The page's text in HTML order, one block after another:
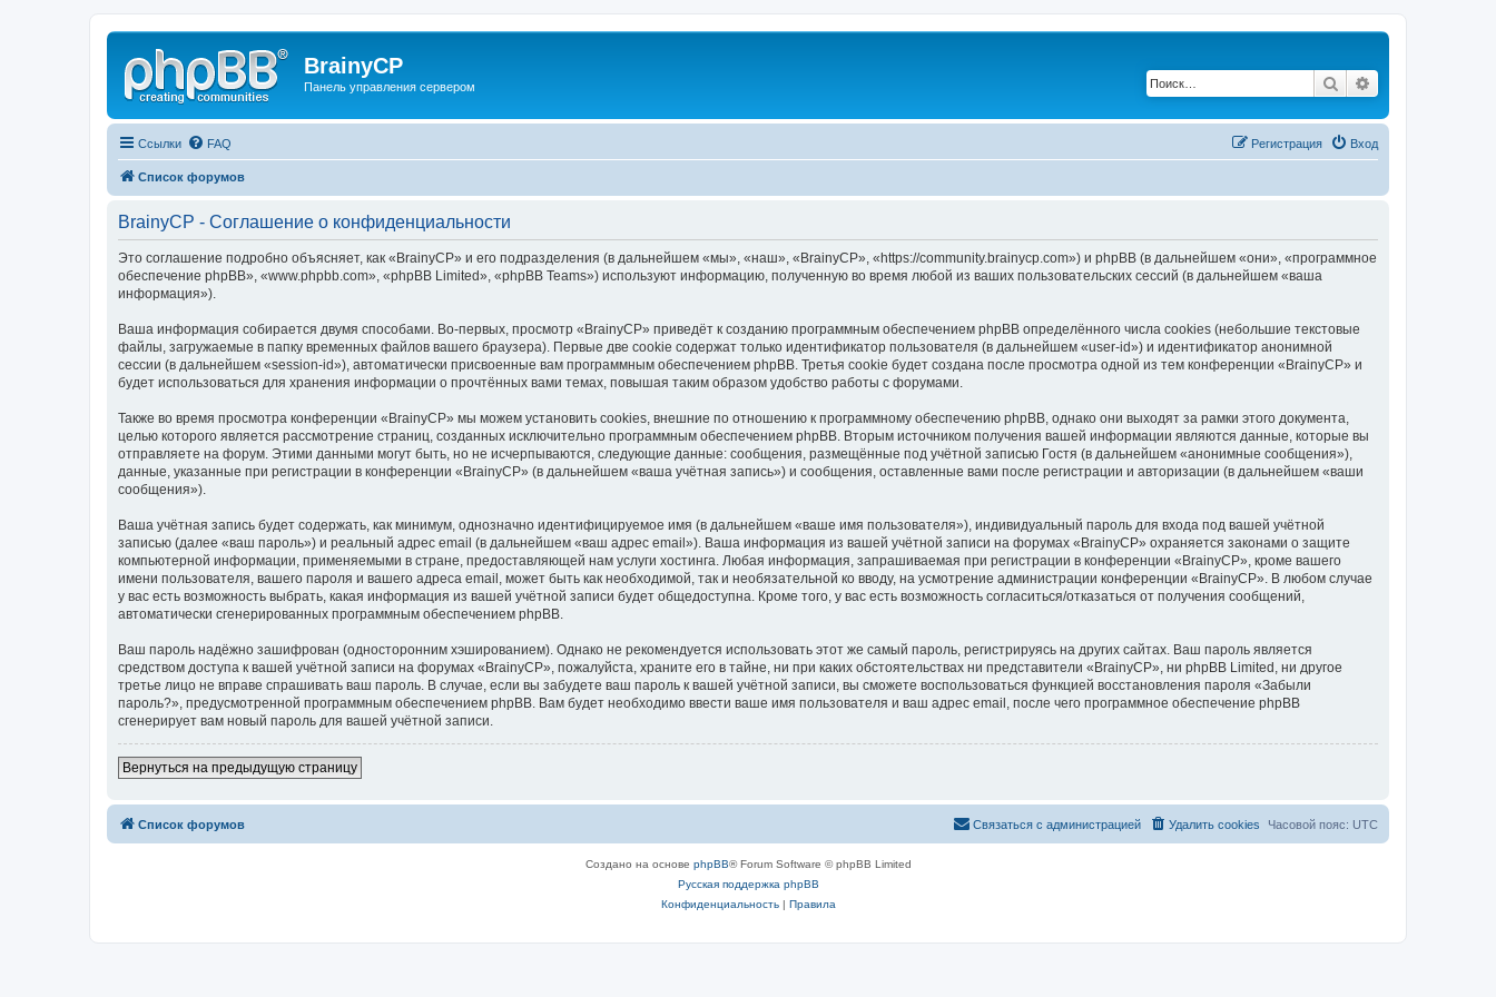
BrainyCP
Панель управления сервером Поиск
Ссылки FAQ Вход
Регистрация
Список форумов
BrainyCP - Соглашение о конфиденциальности
Это соглашение подробно объясняет, как «BrainyCP» и его подразделения (в дальнейшем «мы», «наш», «BrainyCP», «https://community.brainycp.com») и phpBB (в дальнейшем «они», «программное
обеспечение phpBB», «www.phpbb.com», «phpBB Limited», «phpBB Teams») используют информацию, полученную во время любой из ваших пользовательских сессий (в дальнейшем «ваша
информация»).
Ваша информация собирается двумя способами. Во-первых, просмотр «BrainyCP» приведёт к созданию программным обеспечением phpBB определённого числа cookies (небольшие текстовые
файлы, загружаемые в папку временных файлов вашего браузера). Первые две cookie содержат только идентификатор пользователя (в дальнейшем «user-id») и идентификатор анонимной
сессии (в дальнейшем «session-id»), автоматически присвоенные вам программным обеспечением phpBB. Третья cookie будет создана после просмотра одной из тем конференции «BrainyCP» и
будет использоваться для хранения информации о прочтённых вами темах, повышая таким образом удобство работы с форумами.
Также во время просмотра конференции «BrainyCP» мы можем установить cookies, внешние по отношению к программному обеспечению phpBB, однако они выходят за рамки этого документа,
целью которого является рассмотрение страниц, созданных исключительно программным обеспечением phpBB. Вторым источником получения вашей информации являются данные, которые вы
отправляете на форум. Этими данными могут быть, но не исчерпываются, следующие данные: сообщения, размещённые под учётной записью Гостя (в дальнейшем «анонимные сообщения»),
данные, указанные при регистрации в конференции «BrainyCP» (в дальнейшем «ваша учётная запись») и сообщения, оставленные вами после регистрации и авторизации (в дальнейшем «ваши
сообщения»).
Ваша учётная запись будет содержать, как минимум, однозначно идентифицируемое имя (в дальнейшем «ваше имя пользователя»), индивидуальный пароль для входа под вашей учётной
записью (далее «ваш пароль») и реальный адрес email (в дальнейшем «ваш адрес email»). Ваша информация из вашей учётной записи на форумах «BrainyCP» охраняется законами о защите
компьютерной информации, применяемыми в стране, предоставляющей нам услуги хостинга. Любая информация, запрашиваемая при регистрации в конференции «BrainyCP», кроме вашего
имени пользователя, вашего пароля и вашего адреса email, может быть как необходимой, так и необязательной ко вводу, на усмотрение администрации конференции «BrainyCP». В любом случае
у вас есть возможность выбрать, какая информация из вашей учётной записи будет общедоступна. Кроме того, у вас есть возможность согласиться/отказаться от получения сообщений,
автоматически сгенерированных программным обеспечением phpBB.
Ваш пароль надёжно зашифрован (односторонним хэшированием). Однако не рекомендуется использовать этот же самый пароль, регистрируясь на других сайтах. Ваш пароль является
средством доступа к вашей учётной записи на форумах «BrainyCP», пожалуйста, храните его в тайне, ни при каких обстоятельствах ни представители «BrainyCP», ни phpBB Limited, ни другое
третье лицо не вправе спрашивать ваш пароль. В случае, если вы забудете ваш пароль к вашей учётной записи, вы сможете воспользоваться функцией восстановления пароля «Забыли
пароль?», предусмотренной программным обеспечением phpBB. Вам будет необходимо ввести ваше имя пользователя и ваш адрес email, после чего программное обеспечение phpBB
сгенерирует вам новый пароль для вашей учётной записи.
Вернуться на предыдущую страницу
Список форумов Часовой пояс: UTC
Удалить cookies
Связаться с администрацией
Создано на основе phpBB® Forum Software © phpBB Limited
Русская поддержка phpBB
Конфиденциальность| Правила